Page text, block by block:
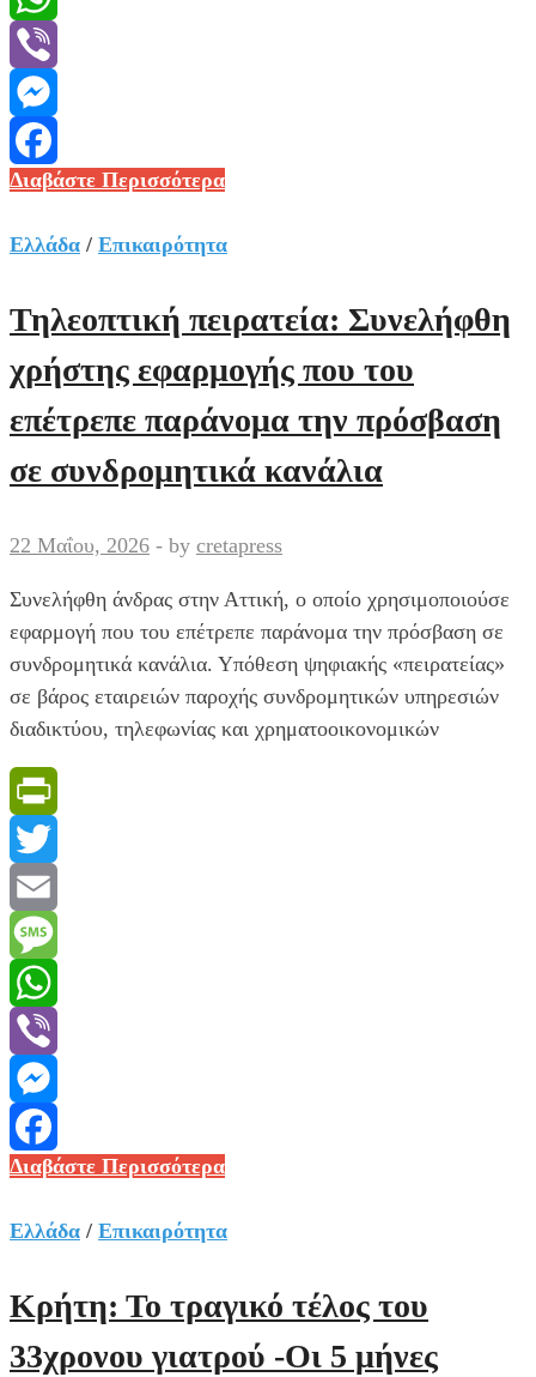
WhatsApp
Viber
Messenger
Facebook
Δείτε
Στο
Κλιματικής
Κρίσης
και
Πολιτικής
Προστασίας
η
Άννα
Βρετανίας
Διαβάστε Περισσότερα
Ελλάδα / Επικαιρότητα
Τηλεοπτική πειρατεία: Συνελήφθη
χρήστης εφαρμογής που του
επέτρεπε παράνομα την πρόσβαση
σε συνδρομητικά κανάλια
22 Μαΐου, 2026 - by cretapress
Συνελήφθη άνδρας στην Αττική, ο οποίο χρησιμοποιούσε
εφαρμογή που του επέτρεπε παράνομα την πρόσβαση σε
συνδρομητικά κανάλια. Υπόθεση ψηφιακής «πειρατείας»
σε βάρος εταιρειών παροχής συνδρομητικών υπηρεσιών
διαδικτύου, τηλεφωνίας και χρηματοοικονομικών
PrintFriendly
Twitter
Email
Message
WhatsApp
Viber
Messenger
Facebook
Τηλεοπτική
Συνελήφθη
εφαρμογής
που
του
Διαβάστε Περισσότερα
Ελλάδα / Επικαιρότητα
Κρήτη: Το τραγικό τέλος του
33χρονου γιατρού -Οι 5 μήνες